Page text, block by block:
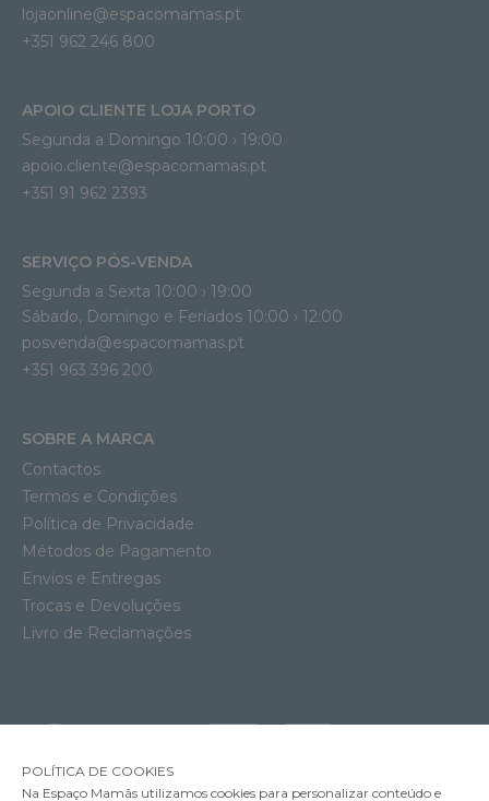
lojaonline@espacomamas.pt
+351 962 246 800
APOIO CLIENTE LOJA PORTO
Segunda a Domingo 10:00 › 19:00
apoio.cliente@espacomamas.pt
+351 91 962 2393
SERVIÇO PÓS-VENDA
Segunda a Sexta 10:00 › 19:00
Sábado, Domingo e Feriados 10:00 › 12:00
posvenda@espacomamas.pt
+351 963 396 200
SOBRE A MARCA
Contactos
Termos e Condições
Política de Privacidade
Métodos de Pagamento
Envios e Entregas
Trocas e Devoluções
Livro de Reclamações
POLÍTICA DE COOKIES
Na Espaço Mamãs utilizamos cookies para personalizar conteúdo e